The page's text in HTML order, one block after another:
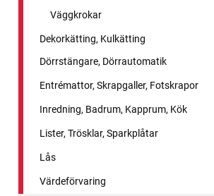
Väggkrokar
Dekorkätting, Kulkätting
Dörrstängare, Dörrautomatik
Entrémattor, Skrapgaller, Fotskrapor
Inredning, Badrum, Kapprum, Kök
Lister, Trösklar, Sparkplåtar
Lås
Värdeförvaring